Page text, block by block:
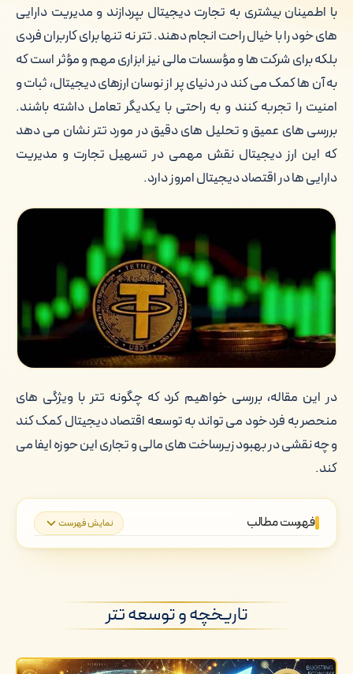
با اطمینان بیشتری به تجارت دیجیتال بپردازند و مدیریت دارایی
های خود را با خیال راحت انجام دهند. تتر نه تنها برای کاربران فردی
بلکه برای شرکت ها و مؤسسات مالی نیز ابزاری مهم و مؤثر است که
به آن ها کمک می کند در دنیای پر از نوسان ارزهای دیجیتال، ثبات و
امنیت را تجربه کنند و به راحتی با یکدیگر تعامل داشته باشند.
بررسی های عمیق و تحلیل های دقیق در مورد تتر نشان می دهد
که این ارز دیجیتال نقش مهمی در تسهیل تجارت و مدیریت
دارایی ها در اقتصاد دیجیتال امروز دارد.
در این مقاله، بررسی خواهیم کرد که چگونه تتر با ویژگی های
منحصر به فرد خود می تواند به توسعه اقتصاد دیجیتال کمک کند
و چه نقشی در بهبود زیرساخت های مالی و تجاری این حوزه ایفا می
کند.
فهرست مطالب نمایش فهرست
تاریخچه و توسعه تتر
نقش تتر در توسعه اقتصاد دیجیتال و
افزایش شفافیت و سرعت معاملات
تاریخچه و توسعه تتر